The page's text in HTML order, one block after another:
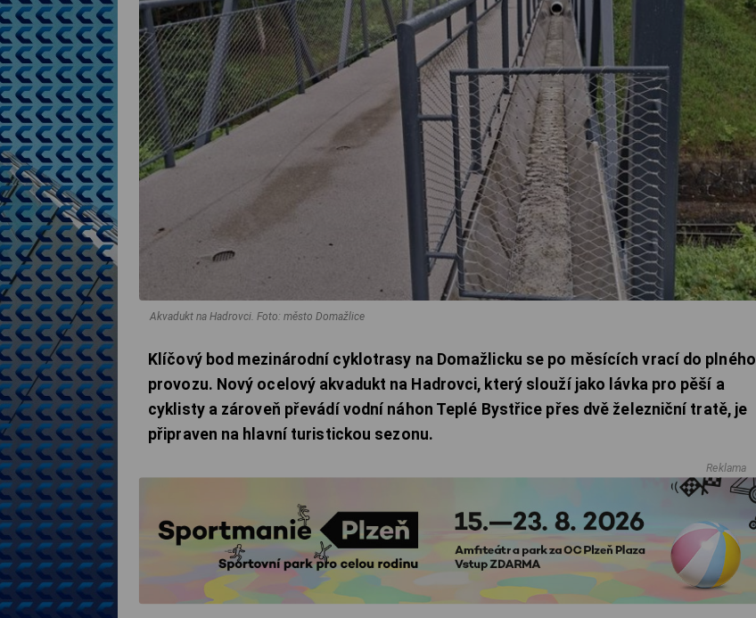
Akvadukt na Hadrovci. Foto: město Domažlice
Klíčový bod mezinárodní cyklotrasy na Domažlicku se po měsících vrací do plného
provozu. Nový ocelový akvadukt na Hadrovci, který slouží jako lávka pro pěší a
cyklisty a zároveň převádí vodní náhon Teplé Bystřice přes dvě železniční tratě, je
připraven na hlavní turistickou sezonu.
Reklama